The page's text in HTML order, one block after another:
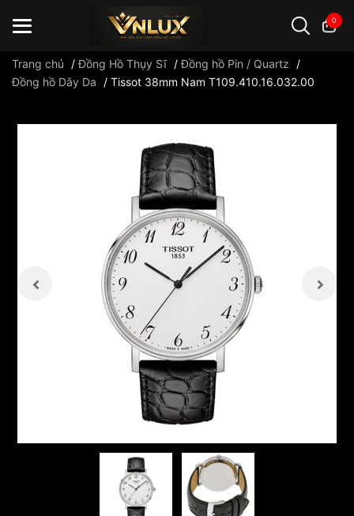
0
Trang chủ /Đồng Hồ Thụy Sĩ /Đồng hồ Pin / Quartz
/
Đồng hồ Dây Da
/ Tissot 38mm Nam T109.410.16.032.00